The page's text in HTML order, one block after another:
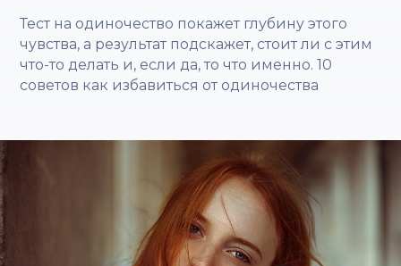
Тест на одиночество покажет глубину этого
чувства, а результат подскажет, стоит ли с этим
что-то делать и, если да, то что именно. 10
советов как избавиться от одиночества